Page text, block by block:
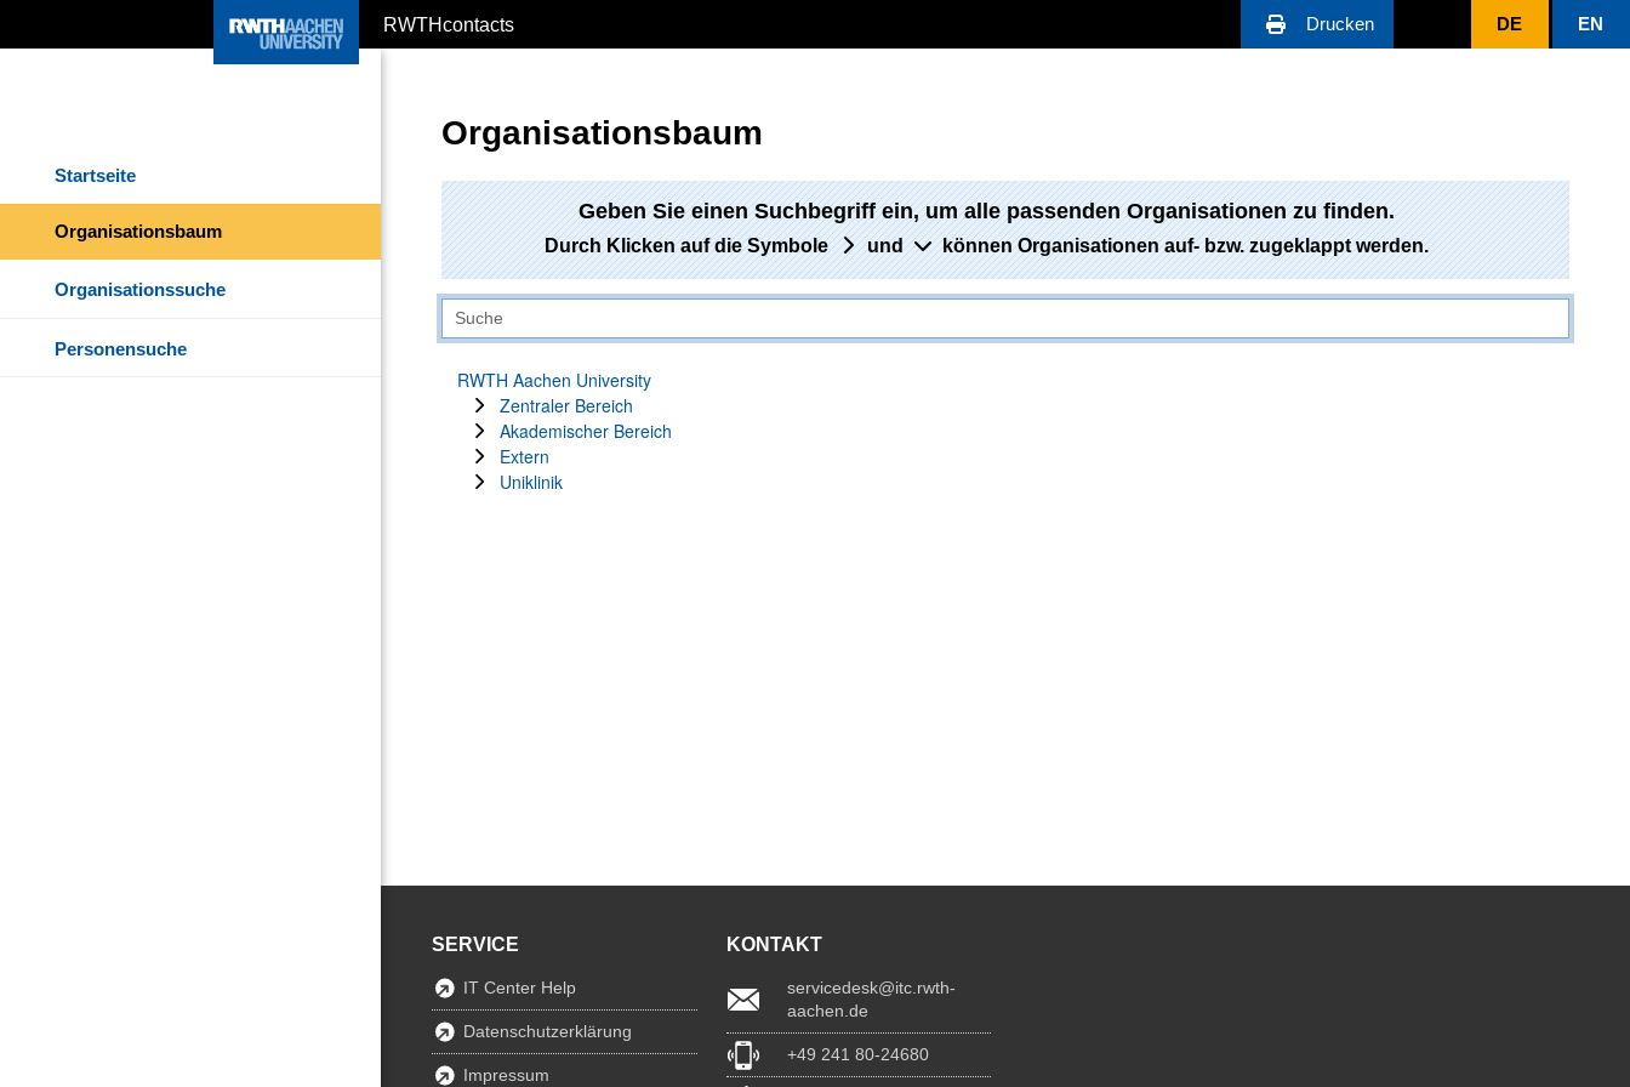
RWTHcontacts Drucken DE EN
Startseite
Organisationsbaum
Organisationssuche
Personensuche
Organisationsbaum
Geben Sie einen Suchbegriff ein, um alle passenden Organisationen zu finden.
Durch Klicken auf die Symbole und können Organisationen auf- bzw. zugeklappt werden.
RWTH Aachen University
Zentraler Bereich
Akademischer Bereich
Extern
Uniklinik
SERVICE
IT Center Help
Datenschutzerklärung
Impressum
KONTAKT
servicedesk@itc.rwth-
aachen.de
+49 241 80-24680